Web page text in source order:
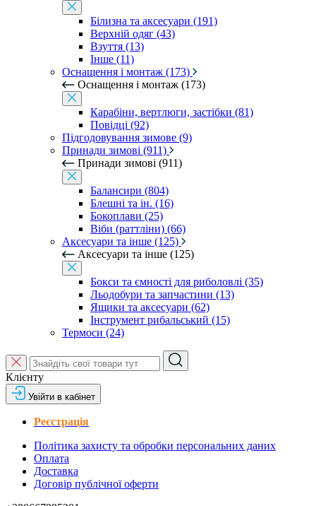
Білизна та аксесуари (191)
Верхній одяг (43)
Взуття (13)
Інше (11)
Оснащення і монтаж (173)
Оснащення і монтаж (173)
Карабіни, вертлюги, застібки (81)
Повідці (92)
Підгодовування зимове (9)
Принади зимові (911)
Принади зимові (911)
Балансири (804)
Блешні та ін. (16)
Бокоплави (25)
Віби (раттліни) (66)
Аксесуари та інше (125)
Аксесуари та інше (125)
Бокси та ємності для риболовлі (35)
Льодобури та запчастини (13)
Ящики та аксесуари (62)
Інструмент рибальський (15)
Термоси (24)
Клієнту
Увійти в кабінет
Реєстрація
Політика захисту та обробки персональних даних
Оплата
Доставка
Договір публічної оферти